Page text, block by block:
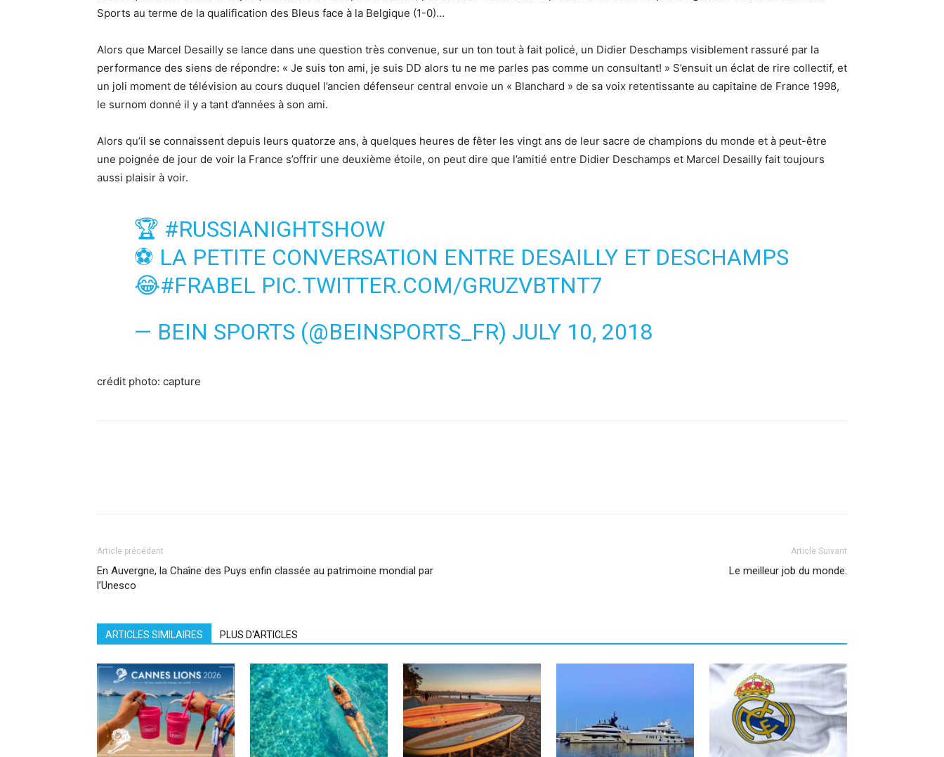
Sports au terme de la qualification des Bleus face à la Belgique (1-0)…
Alors que Marcel Desailly se lance dans une question très convenue, sur un ton tout à fait policé, un Didier Deschamps visiblement rassuré par la
performance des siens de répondre: « Je suis ton ami, je suis DD alors tu ne me parles pas comme un consultant! » S’ensuit un éclat de rire collectif, et
un joli moment de télévision au cours duquel l’ancien défenseur central envoie un « Blanchard » de sa voix retentissante au capitaine de France 1998,
le surnom donné il y a tant d’années à son ami.
Alors qu’il se connaissent depuis leurs quatorze ans, à quelques heures de fêter les vingt ans de leur sacre de champions du monde et à peut-être
une poignée de jour de voir la France s’offrir une deuxième étoile, on peut dire que l’amitié entre Didier Deschamps et Marcel Desailly fait toujours
aussi plaisir à voir.
🏆 #RUSSIANIGHTSHOW
⚽ LA PETITE CONVERSATION ENTRE DESAILLY ET DESCHAMPS
😂#FRABEL PIC.TWITTER.COM/GRUZVBTNT7
— BEIN SPORTS (@BEINSPORTS_FR) JULY 10, 2018
crédit photo: capture
Article précédent
En Auvergne, la Chaîne des Puys enfin classée au patrimoine mondial par
l’Unesco
Article Suivant
Le meilleur job du monde.
ARTICLES SIMILAIRES PLUS D'ARTICLES